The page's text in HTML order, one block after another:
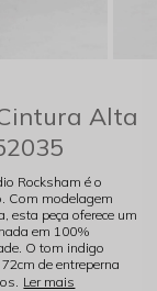
Alta
Rocksham é o
Com modelagem
esta peça oferece um
em 100%
O tom indigo
de entreperna
Ler mais